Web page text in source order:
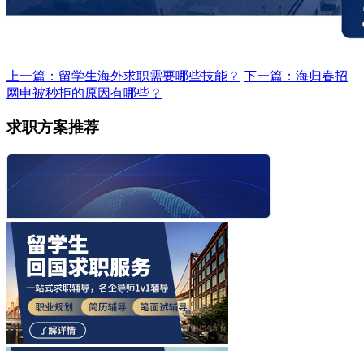
上一篇：留学生海外求职需要哪些技能？ 下一篇：海归春招
网申被秒拒的原因有哪些？
求职方案推荐